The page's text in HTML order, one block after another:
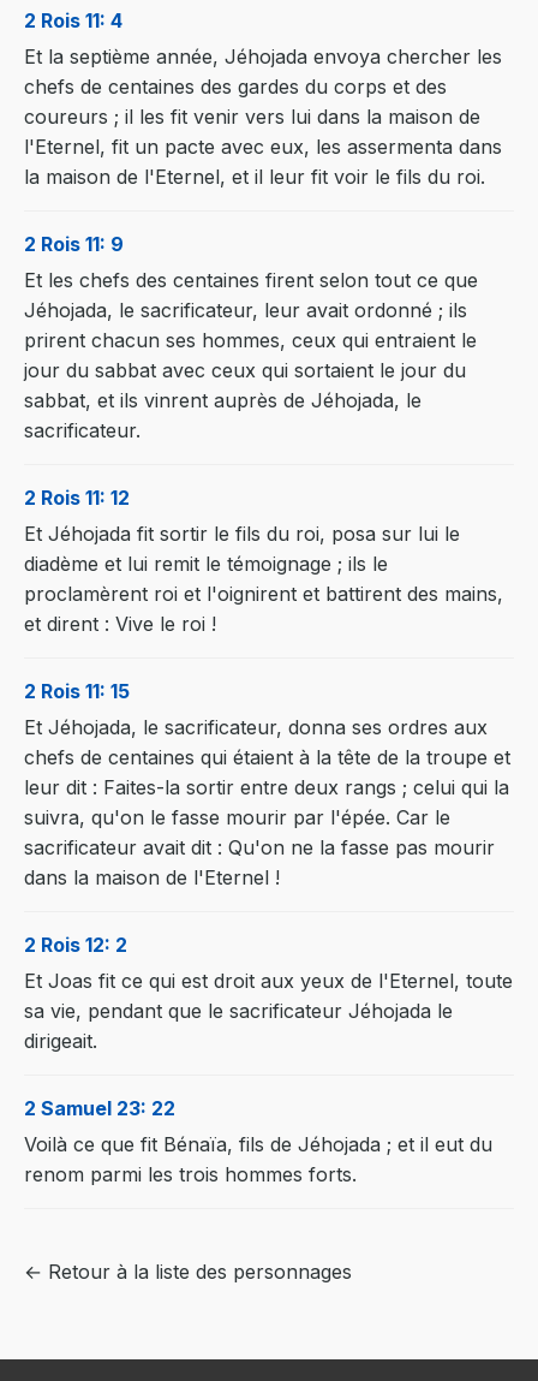
2 Rois 11: 4
Et la septième année, Jéhojada envoya chercher les
chefs de centaines des gardes du corps et des
coureurs ; il les fit venir vers lui dans la maison de
l'Eternel, fit un pacte avec eux, les assermenta dans
la maison de l'Eternel, et il leur fit voir le fils du roi.
2 Rois 11: 9
Et les chefs des centaines firent selon tout ce que
Jéhojada, le sacrificateur, leur avait ordonné ; ils
prirent chacun ses hommes, ceux qui entraient le
jour du sabbat avec ceux qui sortaient le jour du
sabbat, et ils vinrent auprès de Jéhojada, le
sacrificateur.
2 Rois 11: 12
Et Jéhojada fit sortir le fils du roi, posa sur lui le
diadème et lui remit le témoignage ; ils le
proclamèrent roi et l'oignirent et battirent des mains,
et dirent : Vive le roi !
2 Rois 11: 15
Et Jéhojada, le sacrificateur, donna ses ordres aux
chefs de centaines qui étaient à la tête de la troupe et
leur dit : Faites-la sortir entre deux rangs ; celui qui la
suivra, qu'on le fasse mourir par l'épée. Car le
sacrificateur avait dit : Qu'on ne la fasse pas mourir
dans la maison de l'Eternel !
2 Rois 12: 2
Et Joas fit ce qui est droit aux yeux de l'Eternel, toute
sa vie, pendant que le sacrificateur Jéhojada le
dirigeait.
2 Samuel 23: 22
Voilà ce que fit Bénaïa, fils de Jéhojada ; et il eut du
renom parmi les trois hommes forts.
← Retour à la liste des personnages